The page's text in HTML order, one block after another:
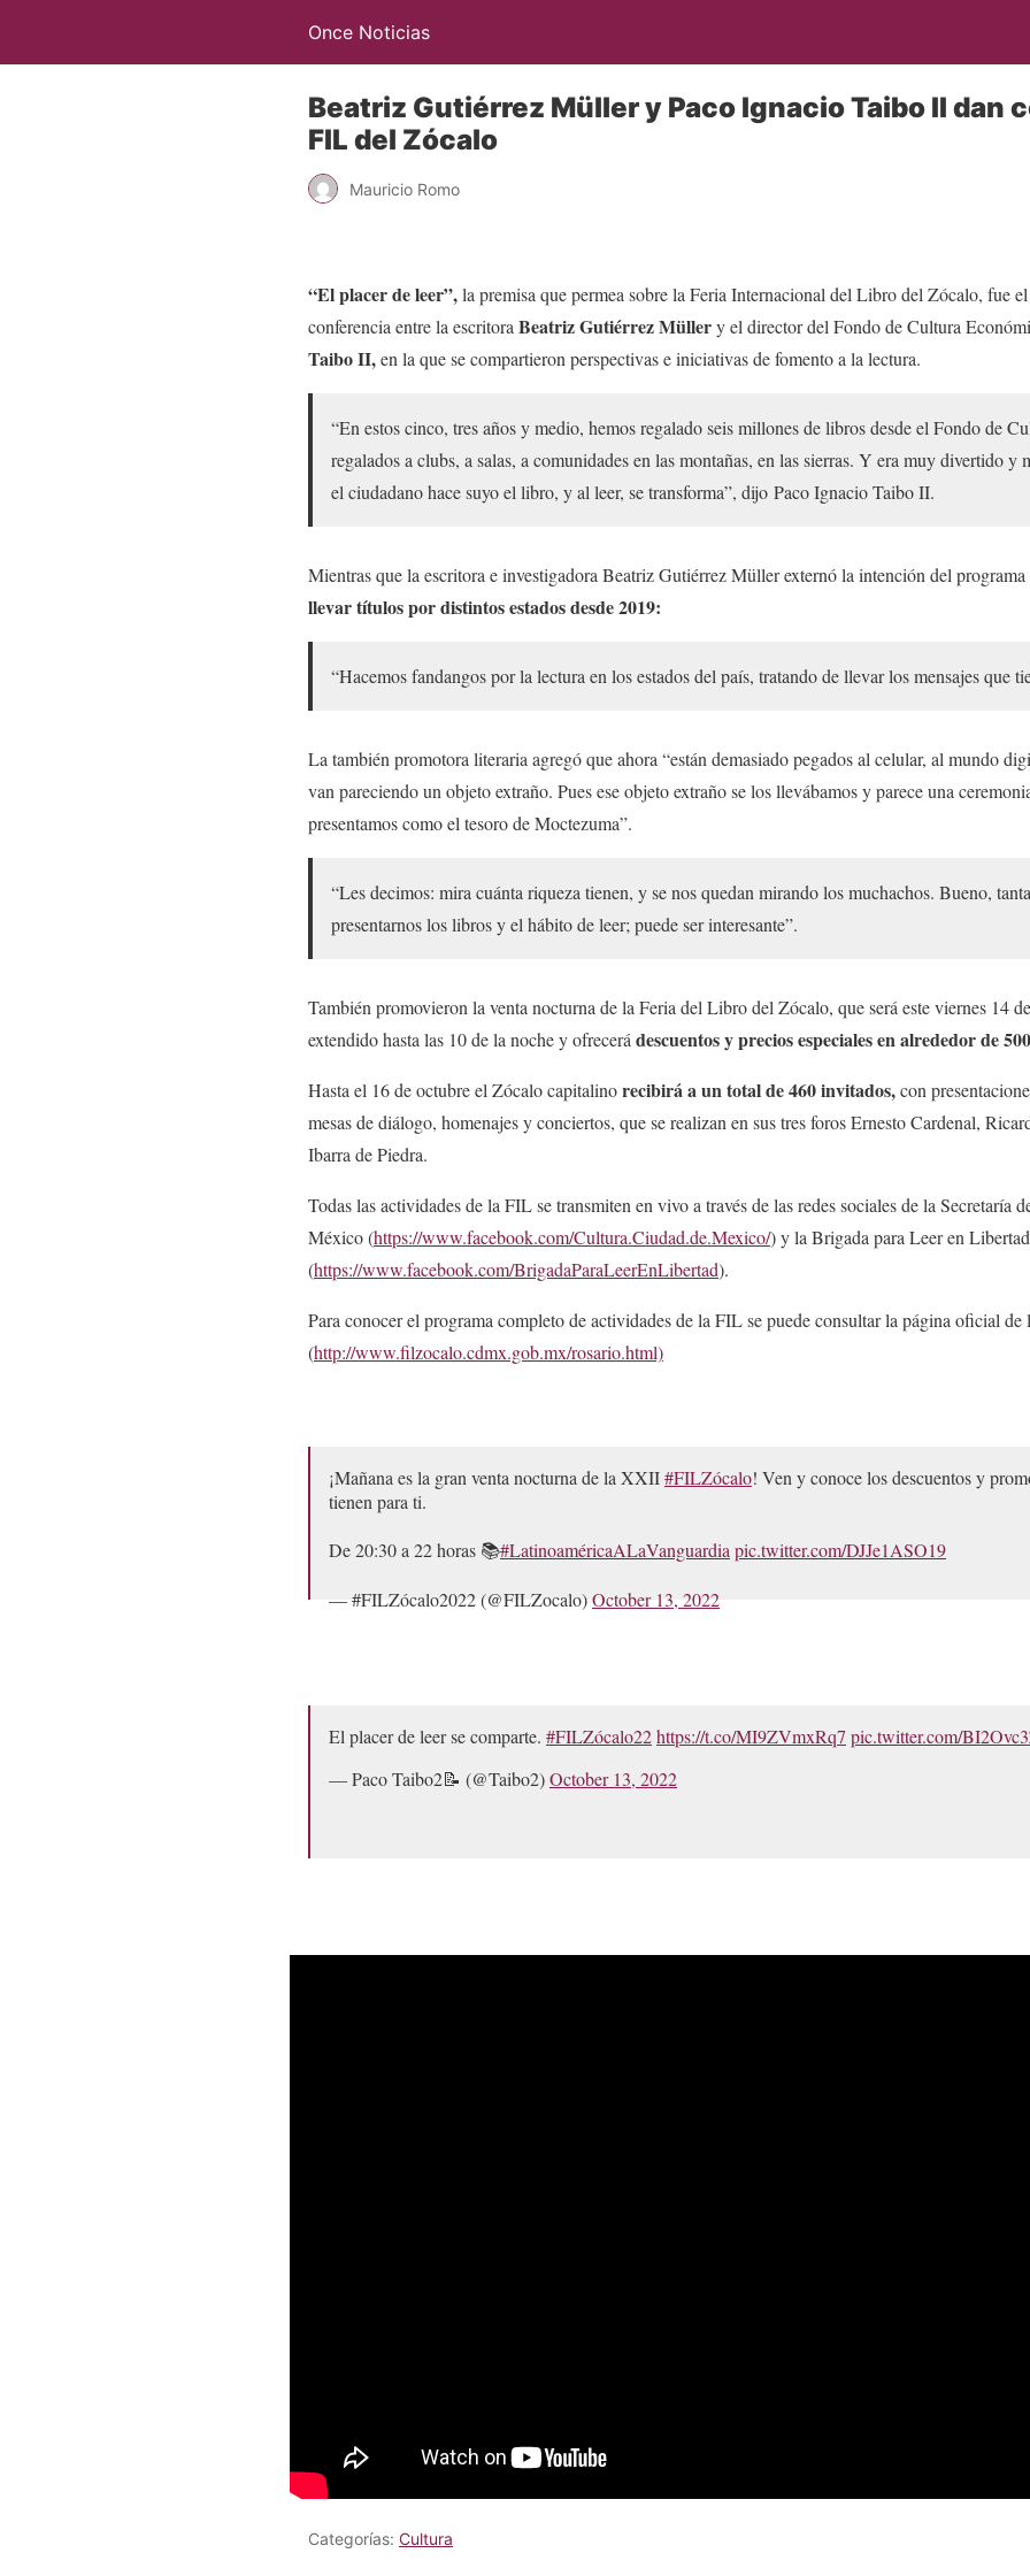
Once Noticias
Beatriz Gutiérrez Müller y Paco Ignacio Taibo II dan
FIL del Zócalo
Mauricio Romo
“El placer de leer”,la premisa que permea sobre la Feria Internacional del Libro del Zócalo, fue
conferencia entre la escritora Beatriz Gutiérrez Müllery el director del Fondo de Cultura
Taibo II,en la que se compartieron perspectivas e iniciativas de fomento a la lectura.
“En estos cinco, tres años y medio, hemos regalado seis millones de libros desde el Fondo de
regalados a clubs, a salas, a comunidades en las montañas, en las sierras. Y era muy divertido y
el ciudadano hace suyo el libro, y al leer, se transforma”, dijo Paco Ignacio Taibo II.
Mientras que la escritora e investigadora Beatriz Gutiérrez Müller externó la intención del
llevar títulos por distintos estados desde 2019:
“Hacemos fandangos por la lectura en los estados del país, tratando de llevar los mensajes que
La también promotora literaria agregó que ahora “están demasiado pegados al celular, al mundo
van pareciendo un objeto extraño. Pues ese objeto extraño se los llevábamos y parece una
presentamos como el tesoro de Moctezuma”.
“Les decimos: mira cuánta riqueza tienen, y se nos quedan mirando los muchachos. Bueno,
presentarnos los libros y el hábito de leer; puede ser interesante”.
También promovieron la venta nocturna de la Feria del Libro del Zócalo, que será este viernes 14
extendido hasta las 10 de la noche y ofrecerá descuentos y precios especiales en alrededor de
Hasta el 16 de octubre el Zócalo capitalinorecibirá a un total de 460 invitados,con
mesas de diálogo, homenajes y conciertos, que se realizan en sus tres foros Ernesto Cardenal,
Ibarra de Piedra.
Todas las actividades de la FIL se transmiten en vivo a través de las redes sociales de la Secretaría
México (https://www.facebook.com/Cultura.Ciudad.de.Mexico/) y la Brigada para Leer en Libertad
(https://www.facebook.com/BrigadaParaLeerEnLibertad).
Para conocer el programa completo de actividades de la FIL se puede consultar la página oficial de
(http://www.filzocalo.cdmx.gob.mx/rosario.html)
¡Mañana es la gran venta nocturna de la XXII#FILZócalo! Ven y conoce los descuentos y
tienen para ti.
De 20:30 a 22 horas 📚#LatinoaméricaALaVanguardia pic.twitter.com/DJJe1ASO19
— #FILZócalo2022 (@FILZocalo)October 13, 2022
El placer de leer se comparte. #FILZócalo22https://t.co/MI9ZVmxRq7 pic.twitter.com/
— Paco Taibo2📝 (@Taibo2)October 13, 2022
Categorías: Cultura